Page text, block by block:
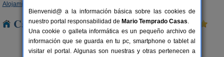
Alojamientos
Casas Rurales cerca de Espiells
Bienvenid@ a la información básica sobre las cookies de
nuestro portal responsabilidad de Mario Temprado Casas.
Una cookie o galleta informática es un pequeño archivo de
información que se guarda en tu pc, smartphone o tablet al
visitar el portal. Algunas son nuestras y otras pertenecen a